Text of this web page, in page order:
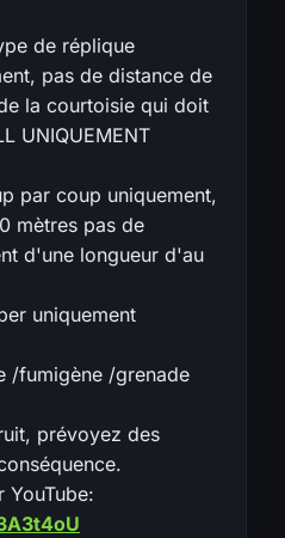
de réplique
pas de distance de
la courtoisie qui doit
UNIQUEMENT
par coup uniquement,
mètres pas de
d'une longueur d'au
uniquement
/fumigène /grenade
prévoyez des
YouTube: